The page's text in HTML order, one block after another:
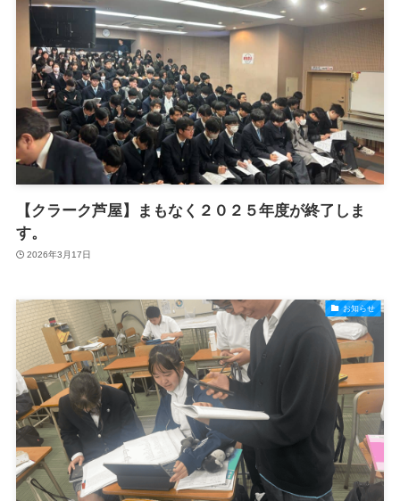
【クラーク芦屋】まもなく２０２５年度が終了しま
す。
2026年3月17日
お知らせ